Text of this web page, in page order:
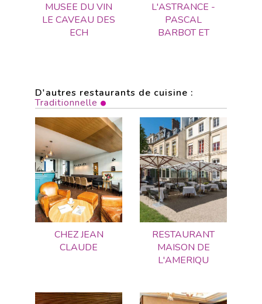
MUSEE DU VIN
LE CAVEAU DES
ECH
L'ASTRANCE -
PASCAL
BARBOT ET
D'autres restaurants de cuisine :
Traditionnelle
CHEZ JEAN
CLAUDE
RESTAURANT
MAISON DE
L'AMERIQU